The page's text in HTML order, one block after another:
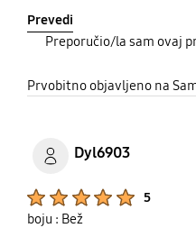
Prevedi
Preporučio/la sam ovaj
Prvobitno objavljeno na
Dyl6903
5
boju : Bež